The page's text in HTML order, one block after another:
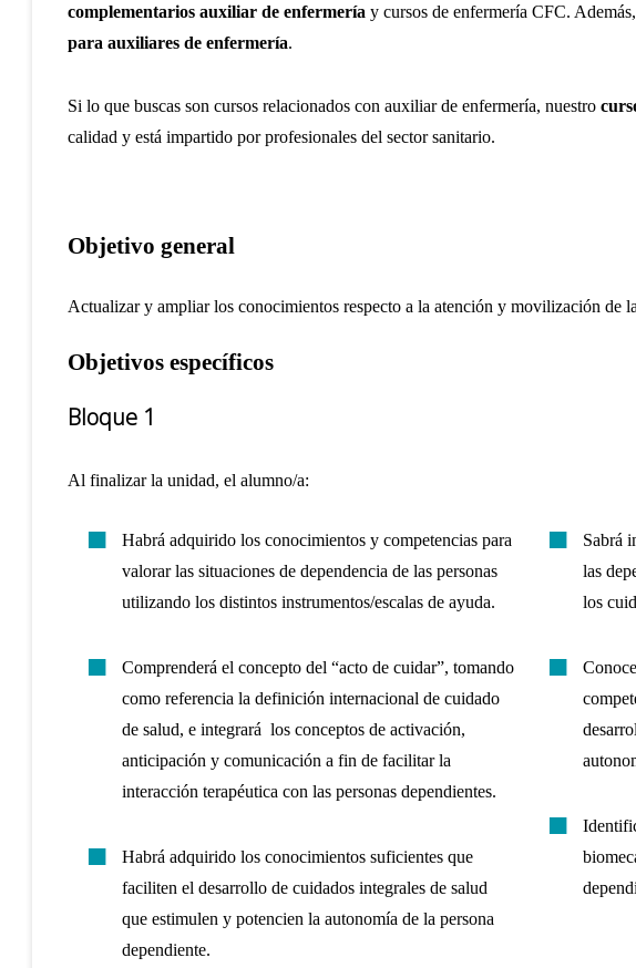
complementarios auxiliar de enfermería y cursos de enfermería CFC.
para auxiliares de enfermería.
Si lo que buscas son cursos relacionados con auxiliar de enfermería, nuestro
calidad y está impartido por profesionales del sector sanitario.
Objetivo general
Actualizar y ampliar los conocimientos respecto a la atención y movilización de
Objetivos específicos
Bloque 1
Al finalizar la unidad, el alumno/a:
Habrá adquirido los conocimientos y competencias para
valorar las situaciones de dependencia de las personas
utilizando los distintos instrumentos/escalas de ayuda.
Comprenderá el concepto del “acto de cuidar”, tomando
como referencia la definición internacional de cuidado
de salud, e integrará los conceptos de activación,
anticipación y comunicación a fin de facilitar la
interacción terapéutica con las personas dependientes.
Habrá adquirido los conocimientos suficientes que
faciliten el desarrollo de cuidados integrales de salud
que estimulen y potencien la autonomía de la persona
dependiente.
Sabrá
las
los